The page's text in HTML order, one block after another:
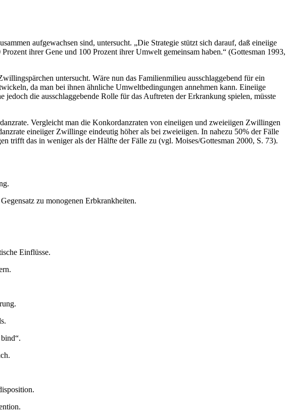
aufgewachsen sind, untersucht. „Die Strategie stützt sich darauf, daß eineiige
ihrer Gene und 100 Prozent ihrer Umwelt gemeinsam haben.“ (Gottesman 1993,
untersucht. Wäre nun das Familienmilieu ausschlaggebend für ein
da man bei ihnen ähnliche Umweltbedingungen annehmen kann. Eineiige
die ausschlaggebende Rolle für das Auftreten der Erkrankung spielen, müsste
Vergleicht man die Konkordanzraten von eineiigen und zweieiigen Zwillingen
eineiiger Zwillinge eindeutig höher als bei zweieiigen. In nahezu 50% der Fälle
das in weniger als der Hälfte der Fälle zu (vgl. Moises/Gottesman 2000, S. 73).
zu monogenen Erbkrankheiten.
Einflüsse.